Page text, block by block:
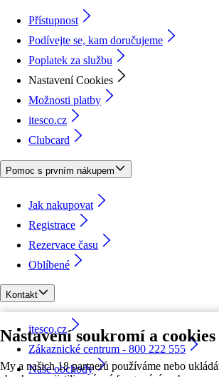
Nastavení soukromí a cookies
My a našich 18 partnerů používáme nebo
Přístupnost
Podívejte se, kam doručujeme
Poplatek za službu
Nastavení Cookies
Možnosti platby
itesco.cz
Clubcard
Pomoc s prvním nákupem
Jak nakupovat
Registrace
Rezervace času
Oblíbené
Kontakt
itesco.cz
Zákaznické centrum - 800 222 555
Naše obchody